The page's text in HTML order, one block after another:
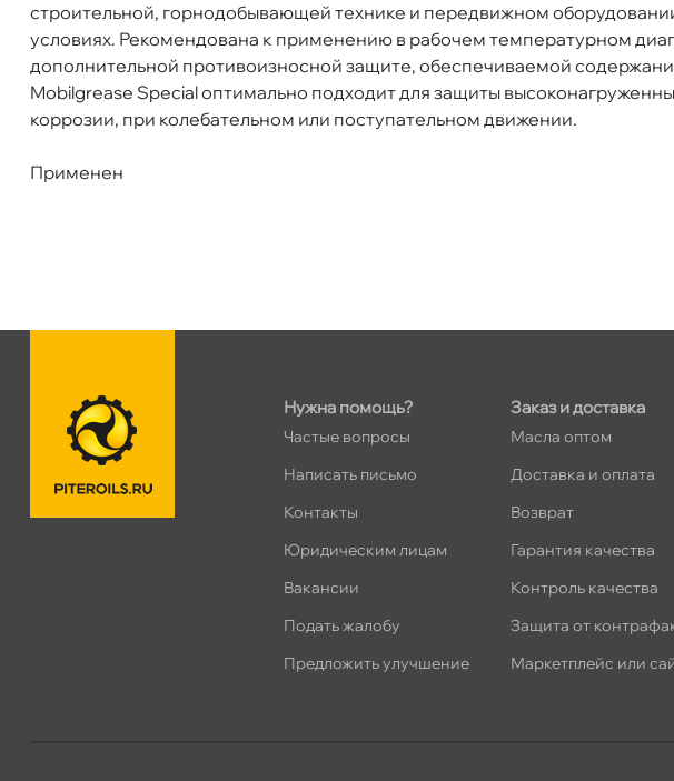
строительной, горнодобывающей технике и передвижном
условиях. Рекомендована к применению в рабочем температурном
дополнительной противоизносной защите, обеспечиваемой
Mobilgrease Special оптимально подходит для защиты
коррозии, при колебательном или поступательном движении.
Применен
Нужна помощь?
Частые вопросы
Написать письмо
Контакты
Юридическим лицам
акансии
Подать жалобу
Предложить улучшение
Заказ и доставка
Масла оптом
Доставка и оплата
озврат
Гарантия качества
Контроль качества
Защита от
Маркетплейс или